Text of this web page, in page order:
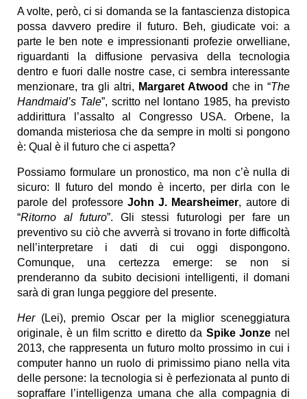
A volte, però, ci si domanda se la fantascienza distopica
possa davvero predire il futuro. Beh, giudicate voi: a
parte le ben note e impressionanti profezie orwelliane,
riguardanti la diffusione pervasiva della tecnologia
dentro e fuori dalle nostre case, ci sembra interessante
menzionare, tra gli altri, Margaret Atwood che in “The
Handmaid’s Tale”, scritto nel lontano 1985, ha previsto
addirittura l’assalto al Congresso USA. Orbene, la
domanda misteriosa che da sempre in molti si pongono
è: Qual è il futuro che ci aspetta?
Possiamo formulare un pronostico, ma non c’è nulla di
sicuro: Il futuro del mondo è incerto, per dirla con le
parole del professore John J. Mearsheimer, autore di
“Ritorno al futuro”. Gli stessi futurologi per fare un
preventivo su ciò che avverrà si trovano in forte difficoltà
nell’interpretare i dati di cui oggi dispongono.
Comunque, una certezza emerge: se non si
prenderanno da subito decisioni intelligenti, il domani
sarà di gran lunga peggiore del presente.
Her(Lei), premio Oscar per la miglior sceneggiatura
originale, è un film scritto e diretto da Spike Jonze nel
2013, che rappresenta un futuro molto prossimo in cui i
computer hanno un ruolo di primissimo piano nella vita
delle persone: la tecnologia si è perfezionata al punto di
sopraffare l’intelligenza umana che alla compagnia di